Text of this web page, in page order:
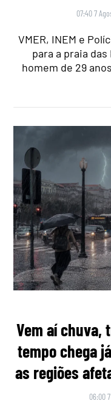
07:40 7
VMER, INEM e
para a praia
homem de 29
Vem aí chuva,
tempo chega
as regiões
06:00